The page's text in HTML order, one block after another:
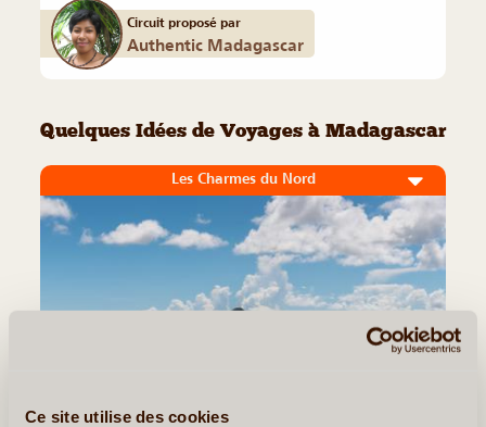
Ce site utilise des cookies
Circuit proposé par
Authentic Madagascar
Quelques Idées de Voyages à Madagascar
Les Charmes du Nord